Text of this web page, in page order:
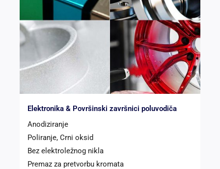
Elektronika & Površinski završnici poluvodiča
Anodiziranje
Poliranje, Crni oksid
Bez elektroležnog nikla
Premaz za pretvorbu kromata